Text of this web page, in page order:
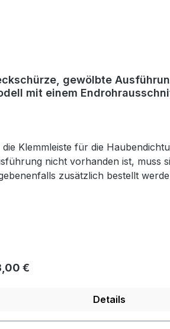
gewölbte
mit einem
die Klemmleiste für die
nicht vorhanden ist, muss
zusätzlich bestellt
Preis:
€
Details